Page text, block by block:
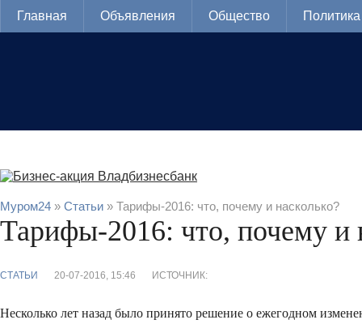
Главная Объявления Общество Политика
Муром24 » Статьи » Тарифы-2016: что, почему и насколько?
Тарифы-2016: что, почему и
СТАТЬИ 20-07-2016, 15:46 ИСТОЧНИК:
Несколько лет назад было принято решение о ежегодном